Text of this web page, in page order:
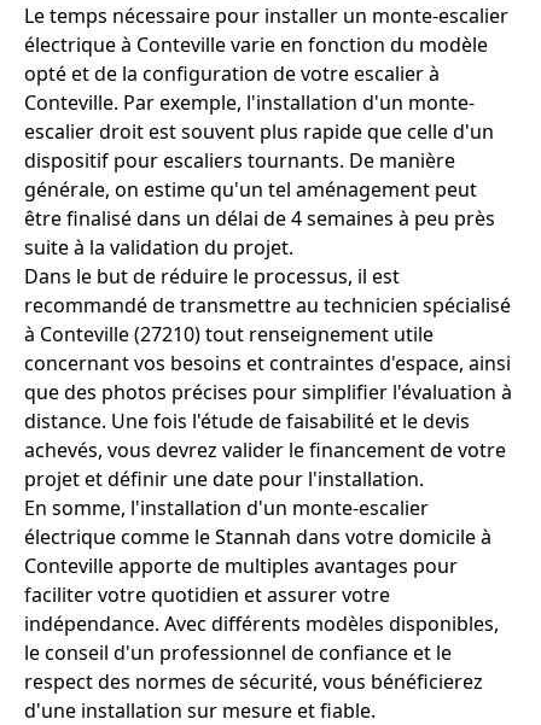
Le temps nécessaire pour installer un monte-escalier
électrique à Conteville varie en fonction du modèle
opté et de la configuration de votre escalier à
Conteville. Par exemple, l'installation d'un monte-
escalier droit est souvent plus rapide que celle d'un
dispositif pour escaliers tournants. De manière
générale, on estime qu'un tel aménagement peut
être finalisé dans un délai de 4 semaines à peu près
suite à la validation du projet.
Dans le but de réduire le processus, il est
recommandé de transmettre au technicien spécialisé
à Conteville (27210) tout renseignement utile
concernant vos besoins et contraintes d'espace, ainsi
que des photos précises pour simplifier l'évaluation à
distance. Une fois l'étude de faisabilité et le devis
achevés, vous devrez valider le financement de votre
projet et définir une date pour l'installation.
En somme, l'installation d'un monte-escalier
électrique comme le Stannah dans votre domicile à
Conteville apporte de multiples avantages pour
faciliter votre quotidien et assurer votre
indépendance. Avec différents modèles disponibles,
le conseil d'un professionnel de confiance et le
respect des normes de sécurité, vous bénéficierez
d'une installation sur mesure et fiable.